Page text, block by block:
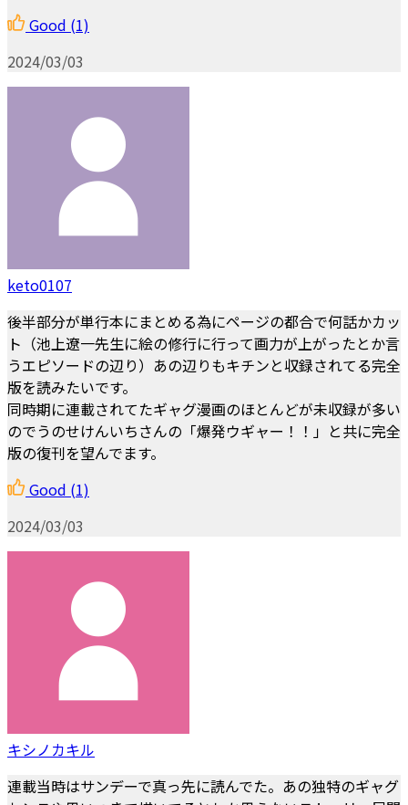
Good (1)
2024/03/03
keto0107
後半部分が単行本にまとめる為にページの都合で何話かカッ
ト（池上遼一先生に絵の修行に行って画力が上がったとか言
うエピソードの辺り）あの辺りもキチンと収録されてる完全
版を読みたいです。
同時期に連載されてたギャグ漫画のほとんどが未収録が多い
のでうのせけんいちさんの「爆発ウギャー！！」と共に完全
版の復刊を望んでます。
Good (1)
2024/03/03
キシノカキル
連載当時はサンデーで真っ先に読んでた。あの独特のギャグ